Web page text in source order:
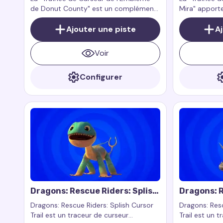
de Donut County" est un complément
pour l'extension de navigateur Custom
Cursor Trail ou Cursor Trails for
Chrome.
Ajouter une piste
Voir
Configurer
Mira"
et
l'extension
Cursor Trail
fonctionne
web.
Dragons: Rescue Riders: Splish
Cursor Trail
Dragons: Rescue Riders: Splish Cursor
Trail est un traceur de curseur
Dragons:
Cutter
Dragons:
Trail est un